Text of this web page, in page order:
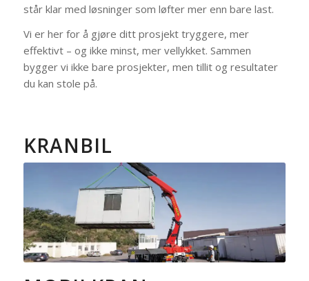
står klar med løsninger som løfter mer enn bare last.
Vi er her for å gjøre ditt prosjekt tryggere, mer
effektivt – og ikke minst, mer vellykket. Sammen
bygger vi ikke bare prosjekter, men tillit og resultater
du kan stole på.
KRANBIL